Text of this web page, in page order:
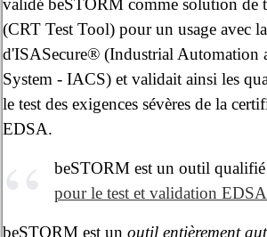
validé beSTORM comme solution de
(CRT Test Tool) pour un usage avec
d'ISASecure® (Industrial Automation
System - IACS) et validait ainsi les
le test des exigences sévères de la
EDSA.
beSTORM est un outil qualifié
pour le test et validation
beSTORM est un outil entièrement